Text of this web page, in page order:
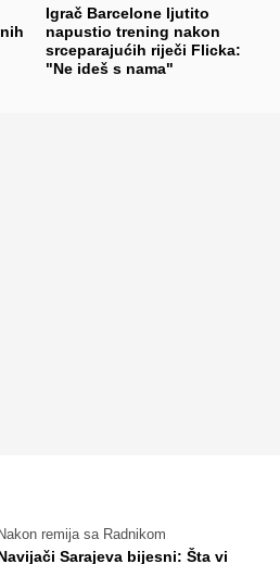
Igrač Barcelone ljutito
napustio trening nakon
srceparajućih riječi Flicka:
"Ne ideš s nama"
remija sa Radnikom
Sarajeva bijesni: Šta vi